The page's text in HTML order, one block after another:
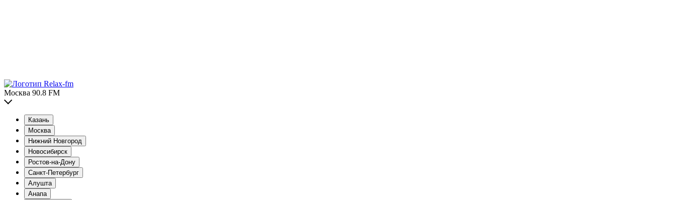
Москва 90.8 FM
Казань
Москва
Нижний Новгород
Новосибирск
Ростов-на-Дону
Санкт-Петербург
Алушта
Анапа